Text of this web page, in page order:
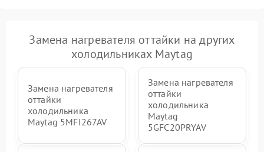
Замена нагревателя оттайки на других
холодильниках Maytag
Замена нагревателя
оттайки
холодильника
Maytag 5MFI267AV
Замена нагревателя
оттайки
холодильника
Maytag
5GFC20PRYAV